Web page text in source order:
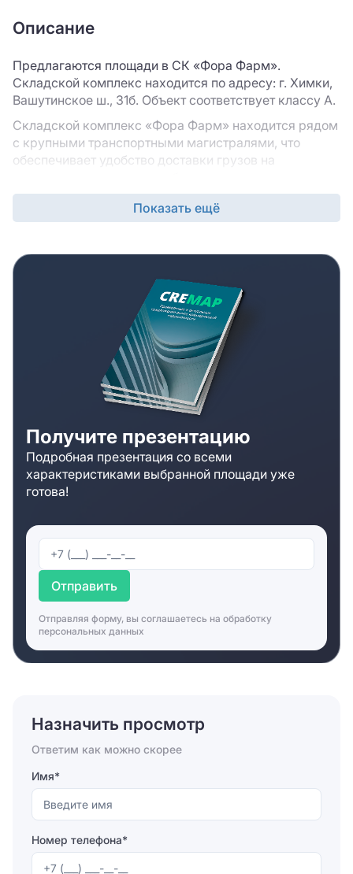
Описание
Предлагаются площади в СК «Фора Фарм».
Складской комплекс находится по адресу: г. Химки,
Вашутинское ш., 31б. Объект соответствует классу A.
Складской комплекс «Фора Фарм» находится рядом
с крупными транспортными магистралями, что
обеспечивает удобство доставки грузов на
складского комплекса в пункты продаж. В карточке
вы найдете технические и инженерные
грузового и легкового транспорта, мезонина и
офисно-бытовых помещений.
Обратиться за дополнительной информацией вы
можете к нашим брокерам. Консультанты расскажут
о площадке подробнее и предложат альтернативу,
если складской комплекс «Фора Фарм» вам по
каким-то критериям не подойдет. Специалисты
компании организуют просмотры и сопроводят
сделку на всех этапах.
Показать ещё
Получите презентацию
Подробная презентация со всеми
характеристиками выбранной площади уже
готова!
Отправить
Отправляя форму, вы соглашаетесь на обработку
персональных данных
Назначить просмотр
Ответим как можно скорее
Имя*
Номер телефона*